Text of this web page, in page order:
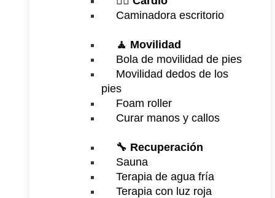
Caminadora escritorio
🧘 Movilidad
Bola de movilidad de pies
Movilidad dedos de los
pies
Foam roller
Curar manos y callos
🔧 Recuperación
Sauna
Terapia de agua fría
Terapia con luz roja